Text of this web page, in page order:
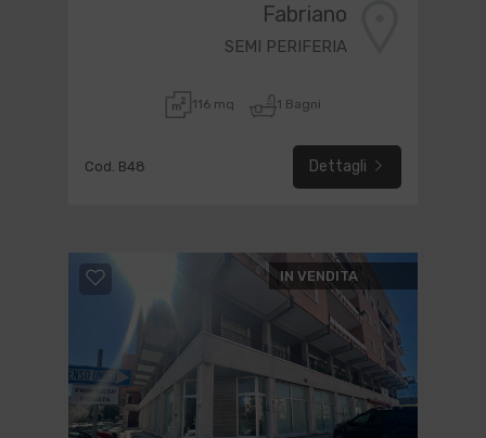
Fabriano
SEMI PERIFERIA
116 mq 1 Bagni
Cod. B48 Dettagli
IN VENDITA